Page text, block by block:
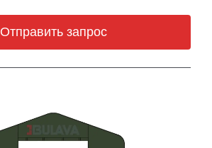
Отправить запрос